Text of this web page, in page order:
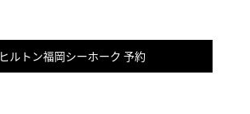
ヒルトン福岡シーホーク 予約